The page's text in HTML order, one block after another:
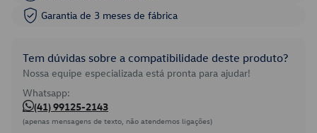
Garantia de 3 meses de fábrica
Tem dúvidas sobre a compatibilidade deste produto?
Nossa equipe especializada está pronta para ajudar!
Whatsapp:
(41) 99125-2143
(apenas mensagens de texto, não atendemos ligações)